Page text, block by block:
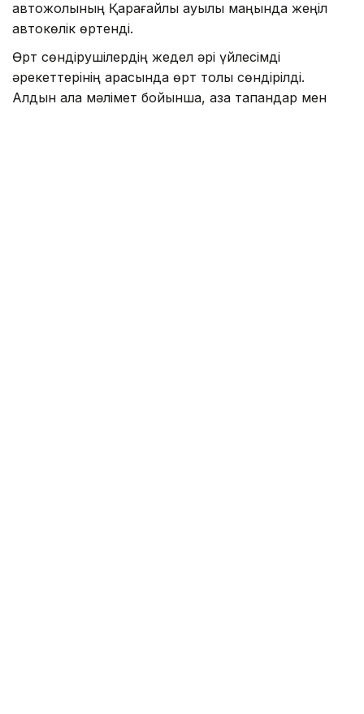
автожолының Қарағайлы ауылы маңында жеңіл
автокөлік өртенді.
Өрт сөндірушілердің жедел әрі үйлесімді
әрекеттерінің арқасында өрт толық сөндірілді.
Алдын ала мәлімет бойынша, қаза тапқандар мен